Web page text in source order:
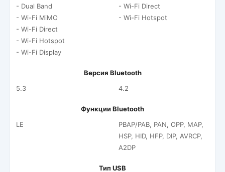
- Dual Band
- Wi-Fi MiMO
- Wi-Fi Direct
- Wi-Fi Hotspot
- Wi-Fi Display
- Wi-Fi Direct
- Wi-Fi Hotspot
Версия Bluetooth
5.3
4.2
Функции Bluetooth
LE
PBAP/PAB, PAN, OPP, MAP,
HSP, HID, HFP, DIP, AVRCP,
A2DP
Тип USB